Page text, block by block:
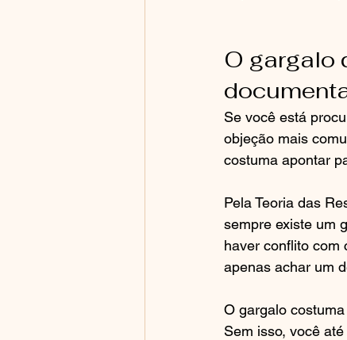
O gargalo
Se você está
objeção mais
costuma apontar
Pela Teoria das
sempre existe um
haver conflito com
apenas achar um
O gargalo
Sem isso, você